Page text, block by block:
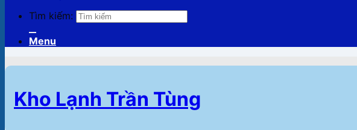
Tìm kiếm:
Menu
Kho Lạnh Trần Tùng